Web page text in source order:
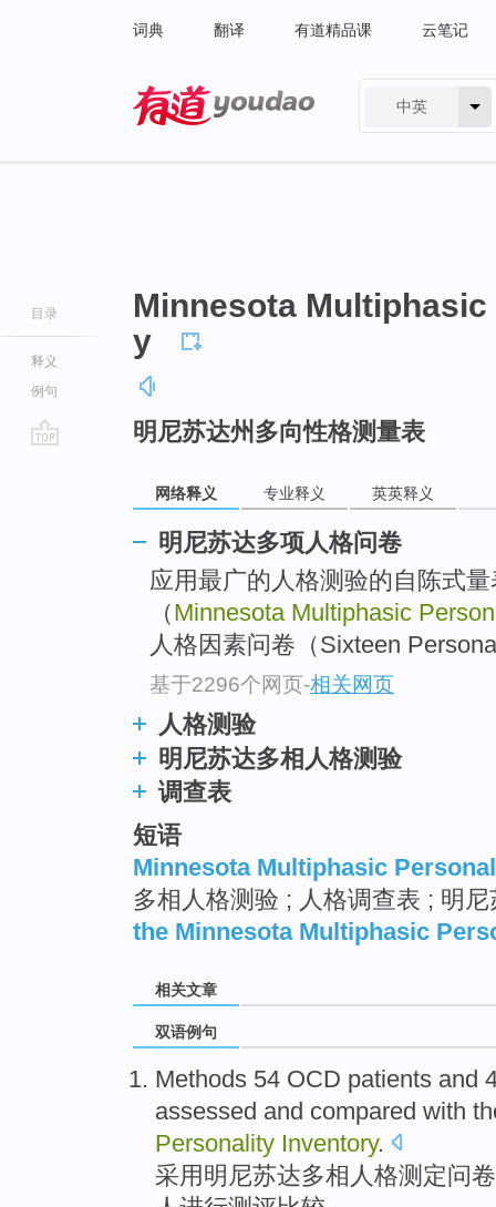
词典 翻译 有道精品课 云笔记
中英
目录
释义
例句
Minnesota
y
明尼苏达州多向性格测量表
网络释义 专业释义 英英释义
明尼苏达多项人格问卷
应用最广的人格测验的自陈式
（Minnesota Multiphasic
人格因素问卷（Sixteen
基于2296个网页-相关网页
人格测验
明尼苏达多相人格测验
调查表
短语
Minnesota Multiphasic
多相人格测验 ; 人格调查表 ; 明
the Minnesota Multiphasic
相关文章
双语例句
Methods 54 OCD patients and
assessed and compared with
Personality Inventory.
采用 明尼苏达多相 人格测定问